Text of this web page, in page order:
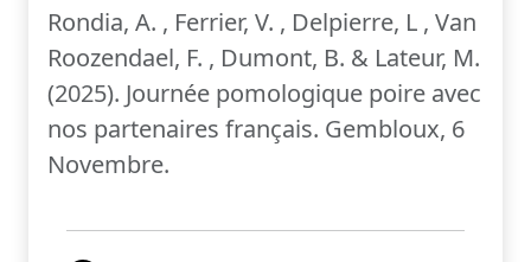
Rondia, A. , Ferrier, V. , Delpierre, L , Van
Roozendael, F. , Dumont, B. & Lateur, M.
(2025). Journée pomologique poire avec
nos partenaires français. Gembloux, 6
Novembre.